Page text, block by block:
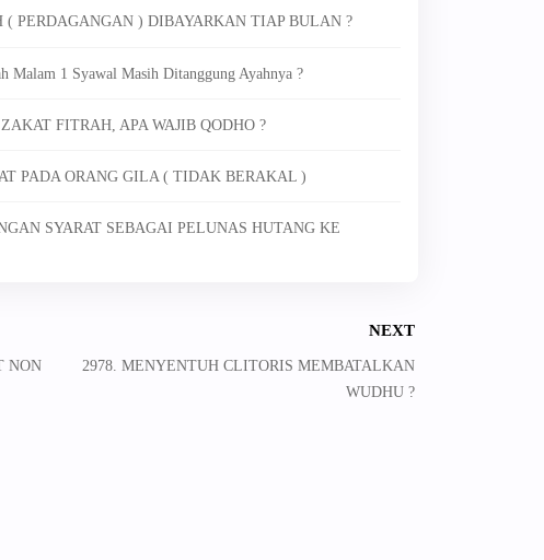
PERDAGANGAN ) DIBAYARKAN TIAP BULAN ?
Malam 1 Syawal Masih Ditanggung Ayahnya ?
FITRAH, APA WAJIB QODHO ?
PADA ORANG GILA ( TIDAK BERAKAL )
SYARAT SEBAGAI PELUNAS HUTANG KE
NON
NEXT
2978. MENYENTUH CLITORIS MEMBATALKAN
WUDHU ?